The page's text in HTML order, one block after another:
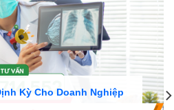
Kỳ Cho Doanh Nghiệp